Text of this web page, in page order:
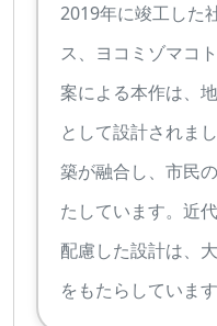
2019年に竣工した
ス、ヨコミゾマコ
案による本作は、
として設計されま
築が融合し、市民
たしています。近
配慮した設計は、
をもたらしています